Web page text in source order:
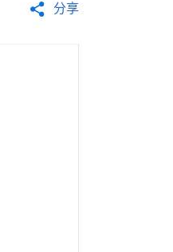
分享